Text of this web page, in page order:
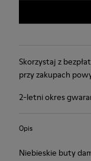
Skorzystaj z
przy zakupach
2-letni okres
Opis
Niebieskie buty